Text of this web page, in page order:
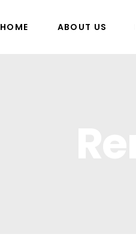
HOME ABOUT US